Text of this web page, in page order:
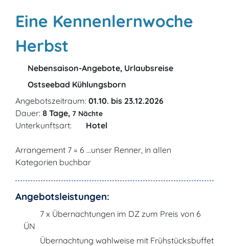
Eine Kennenlernwoche
Herbst
Nebensaison-Angebote, Urlaubsreise
Ostseebad Kühlungsborn
Angebotszeitraum: 01.10. bis 23.12.2026
Dauer: 8 Tage, 7 Nächte
Unterkunftsart: Hotel
Arrangement 7 = 6 ...unser Renner, in allen
Kategorien buchbar
Angebotsleistungen:
7 x Übernachtungen im DZ zum Preis von 6
ÜN
Übernachtung wahlweise mit Frühstücksbuffet